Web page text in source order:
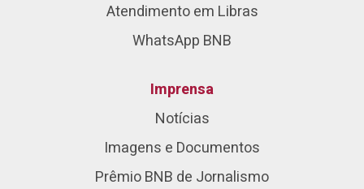
Atendimento em Libras
WhatsApp BNB
Imprensa
Notícias
Imagens e Documentos
Prêmio BNB de Jornalismo